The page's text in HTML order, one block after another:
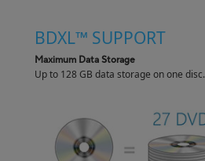
BDXL™ SUPPORT
Maximum Data Storage
Up to 128 GB data storage on one disc.